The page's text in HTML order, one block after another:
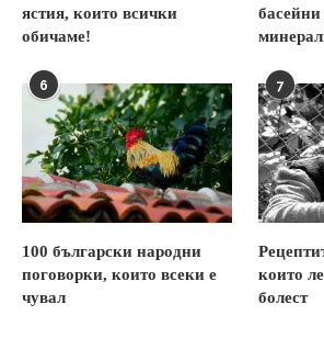
ястия, които всички
обичаме!
басейни
6
100 български народни
поговорки, които всеки е
чувал
7
които
болест